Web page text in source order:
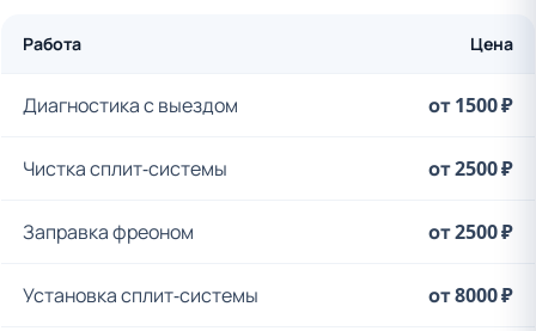
Работа Цена
Диагностика с выездом от 1500 ₽
Чистка сплит-системы от 2500 ₽
Заправка фреоном от 2500 ₽
Установка сплит-системы от 8000 ₽